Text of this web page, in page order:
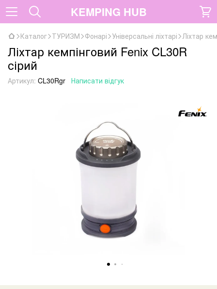
KEMPING HUB
Каталог ТУРИЗМ Фонарі Універсальні ліхтарі Ліхтар
Ліхтар кемпінговий Fenix CL30R
сірий
Артикул: CL30Rgr Написати відгук